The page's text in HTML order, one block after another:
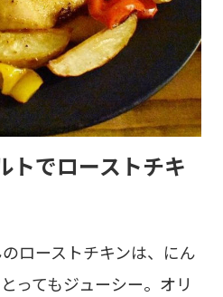
トでローストチキ
ローストチキンは、にん
ってもジューシー。オリ